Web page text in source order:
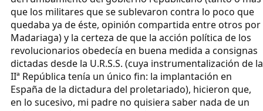
que los militares que se sublevaron contra lo poco que
quedaba ya de éste, opinión compartida entre otros por
Madariaga) y la certeza de que la acción política de los
revolucionarios obedecía en buena medida a consignas
dictadas desde la U.R.S.S. (cuya instrumentalización de la
IIª República tenía un único fin: la implantación en
España de la dictadura del proletariado), hicieron que,
en lo sucesivo, mi padre no quisiera saber nada de un